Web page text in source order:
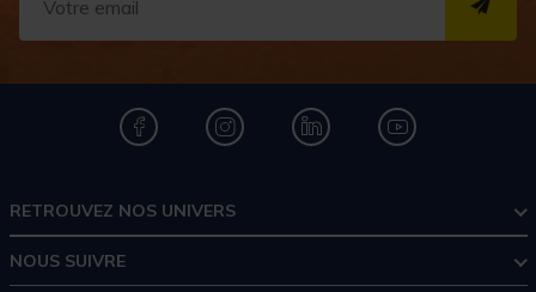
RETROUVEZ NOS UNIVERS
NOUS SUIVRE